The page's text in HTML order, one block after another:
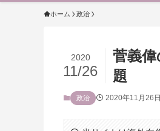
ホーム 政治
菅義
題
2020
11/26
政治 2020年11月26日